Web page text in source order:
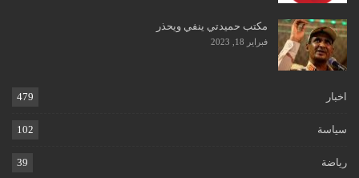
مكتب حميدتي ينفي ويحذر
فبراير 18, 2023
اخبار 479
سياسة 102
رياضة 39